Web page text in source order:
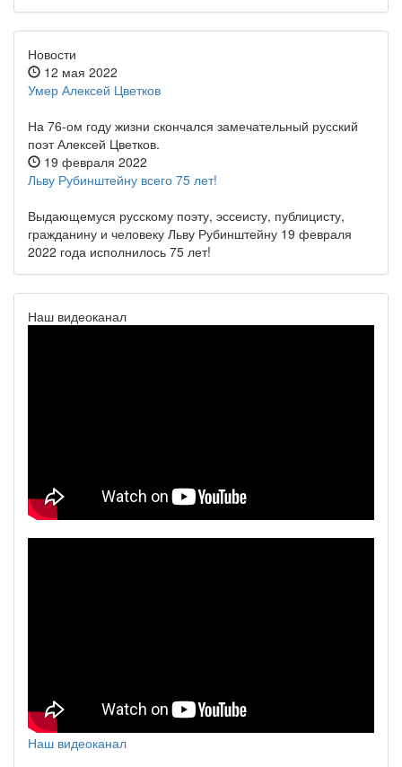
Новости
12 мая 2022
Умер Алексей Цветков
На 76-ом году жизни скончался замечательный русский
поэт Алексей Цветков.
19 февраля 2022
Льву Рубинштейну всего 75 лет!
Выдающемуся русскому поэту, эссеисту, публицисту,
гражданину и человеку Льву Рубинштейну 19 февраля
2022 года исполнилось 75 лет!
Наш видеоканал
Наш видеоканал